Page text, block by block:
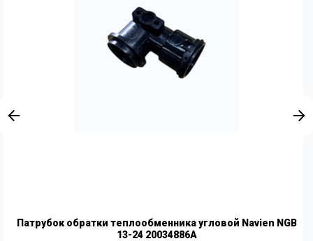
Патрубок обратки теплообменника угловой Navien NGB
13-24 20034886A